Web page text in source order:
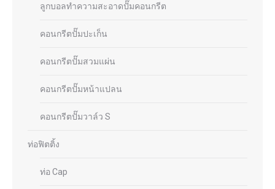
ลูกบอลทำความสะอาดปั๊มคอนกรีต
คอนกรีตปั๊มปะเก็น
คอนกรีตปั๊มสวมแผ่น
คอนกรีตปั๊มหน้าแปลน
คอนกรีตปั๊มวาล์ว S
ท่อฟิตติ้ง
ท่อ Cap